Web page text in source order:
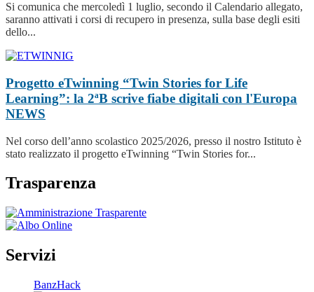
Si comunica che mercoledì 1 luglio, secondo il Calendario allegato,
saranno attivati i corsi di recupero in presenza, sulla base degli esiti
dello...
Progetto eTwinning “Twin Stories for Life
Learning”: la 2ªB scrive fiabe digitali con l'Europa
NEWS
Nel corso dell’anno scolastico 2025/2026, presso il nostro Istituto è
stato realizzato il progetto eTwinning “Twin Stories for...
Trasparenza
Servizi
BanzHack